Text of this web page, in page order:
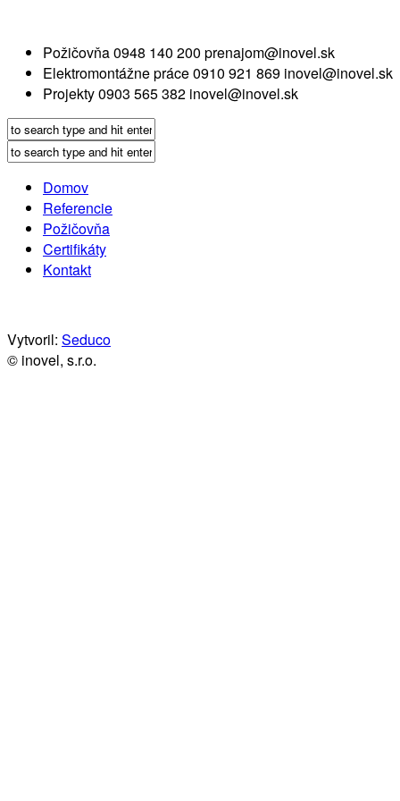
Požičovňa0948 140 200 prenajom@inovel.sk
Elektromontážne práce0910 921 869 inovel@inovel.sk
Projekty0903 565 382 inovel@inovel.sk
Domov
Referencie
Požičovňa
Certifikáty
Kontakt
Vytvoril: Seduco
© inovel, s.r.o.